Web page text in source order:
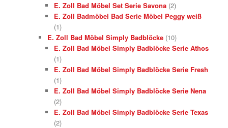
E. Zoll Bad Möbel Set Serie Savona (2)
E. Zoll Badmöbel Bad Serie Möbel Peggy weiß
(1)
E. Zoll Bad Möbel Simply Badblöcke (10)
E. Zoll Bad Möbel Simply Badblöcke Serie Athos
(1)
E. Zoll Bad Möbel Simply Badblöcke Serie Fresh
(1)
E. Zoll Bad Möbel Simply Badblöcke Serie Nena
(2)
E. Zoll Bad Möbel Simply Badblöcke Serie Texas
(2)